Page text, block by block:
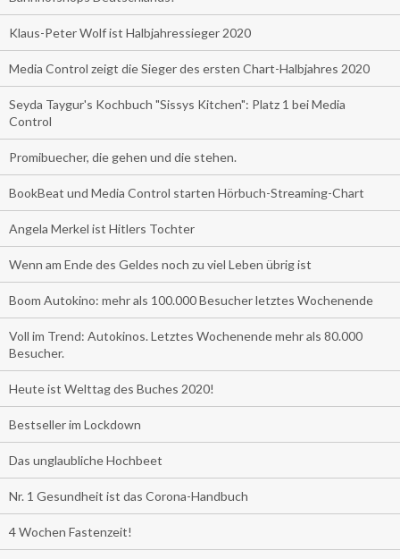
Klaus-Peter Wolf ist Halbjahressieger 2020
Media Control zeigt die Sieger des ersten Chart-Halbjahres 2020
Seyda Taygur's Kochbuch "Sissys Kitchen": Platz 1 bei Media
Control
Promibuecher, die gehen und die stehen.
BookBeat und Media Control starten Hörbuch-Streaming-Chart
Angela Merkel ist Hitlers Tochter
Wenn am Ende des Geldes noch zu viel Leben übrig ist
Boom Autokino: mehr als 100.000 Besucher letztes Wochenende
Voll im Trend: Autokinos. Letztes Wochenende mehr als 80.000
Besucher.
Heute ist Welttag des Buches 2020!
Bestseller im Lockdown
Das unglaubliche Hochbeet
Nr. 1 Gesundheit ist das Corona-Handbuch
4 Wochen Fastenzeit!